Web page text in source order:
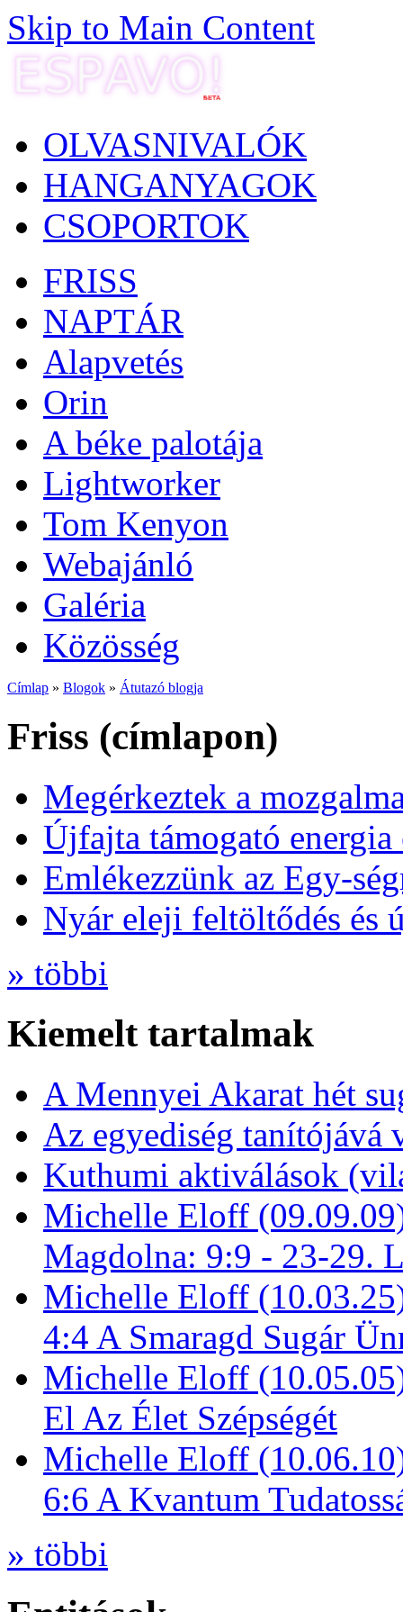
Skip to Main Content
OLVASNIVALÓK
HANGANYAGOK
CSOPORTOK
FRISS
NAPTÁR
Alapvetés
Orin
A béke palotája
Lightworker
Tom Kenyon
Webajánló
Galéria
Közösség
Címlap » Blogok » Átutazó blogja
Friss (címlapon)
Megérkeztek a
Újfajta támogató
Emlékezzünk az Egy-
Nyár eleji feltöltődés és
» többi
Kiemelt tartalmak
A Mennyei Akarat hét
Az egyediség tanítójává
Kuthumi aktiválások
Michelle Eloff
Magdolna: 9:9 - 23-29.
Michelle Eloff
4:4 A Smaragd Sugár
Michelle Eloff
El Az Élet Szépségét
Michelle Eloff
6:6 A Kvantum
» többi